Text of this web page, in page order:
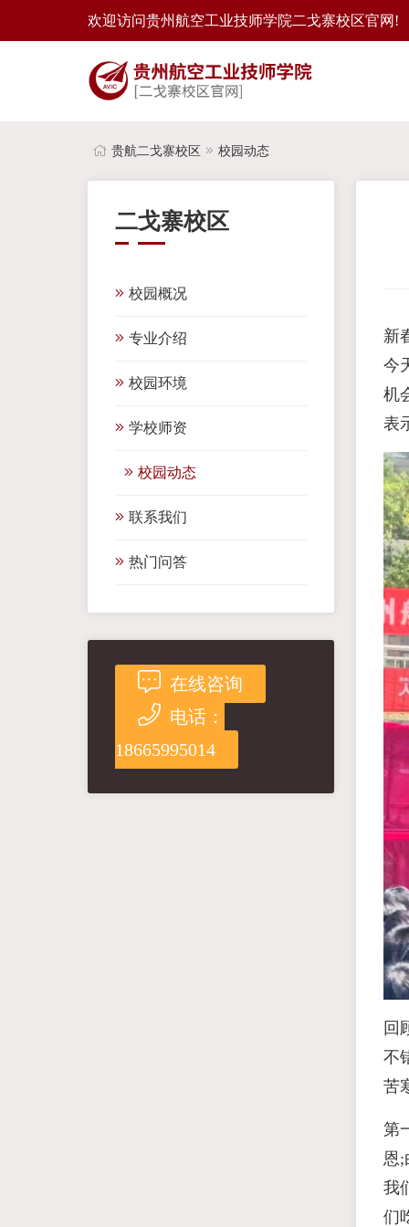
欢迎访问贵州航空工业技师学院二戈寨校区官网!
贵航二戈寨校区 校园动态
二戈寨校区
校园概况
专业介绍
校园环境
学校师资
校园动态
联系我们
热门问答
在线咨询
电话：
18665995014
新
今
机
表
回
不
苦
第
恩;
我
们